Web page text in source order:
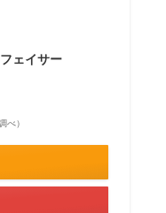
ェイサー
べ）